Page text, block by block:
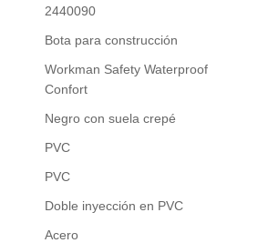
2440090
Bota para construcción
Workman Safety Waterproof
Confort
Negro con suela crepé
PVC
PVC
Doble inyección en PVC
Acero